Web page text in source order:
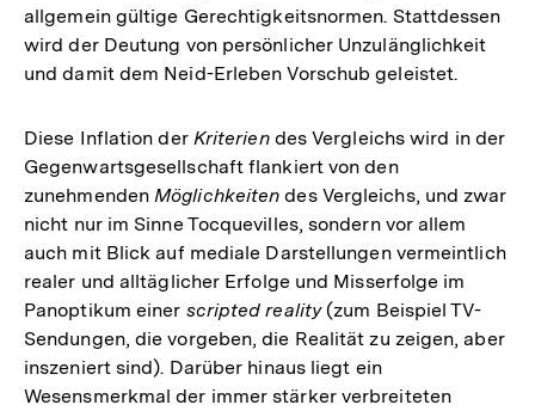
allgemein gültige Gerechtigkeitsnormen. Stattdessen
wird der Deutung von persönlicher Unzulänglichkeit
und damit dem Neid-Erleben Vorschub geleistet.
Diese Inflation der Kriterien des Vergleichs wird in der
Gegenwartsgesellschaft flankiert von den
zunehmenden Möglichkeitendes Vergleichs, und zwar
nicht nur im Sinne Tocquevilles, sondern vor allem
auch mit Blick auf mediale Darstellungen vermeintlich
realer und alltäglicher Erfolge und Misserfolge im
Panoptikum einer scripted reality(zum Beispiel TV-
Sendungen, die vorgeben, die Realität zu zeigen, aber
inszeniert sind). Darüber hinaus liegt ein
Wesensmerkmal der immer stärker verbreiteten